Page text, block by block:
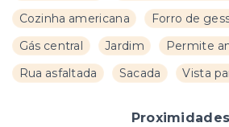
Cozinha americana
Forro de
Gás central
Jardim Permite
Rua asfaltada
Sacada Vista
Proximidades